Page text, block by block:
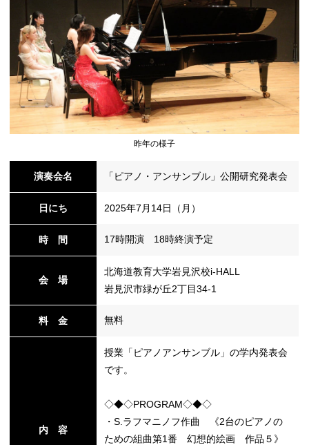
替
昨年の様子
演奏会名 「ピアノ・アンサンブル」公開研究発表会
日にち 2025年7月14日（月）
時 間 17時開演 18時終演予定
会 場
北海道教育大学岩見沢校i-HALL
岩見沢市緑が丘2丁目34-1
料 金 無料
内 容
授業「ピアノアンサンブル」の学内発表会
です。
◇◆◇PROGRAM◇◆◇
・S.ラフマニノフ作曲 《2台のピアノの
ための組曲第1番 幻想的絵画 作品５》